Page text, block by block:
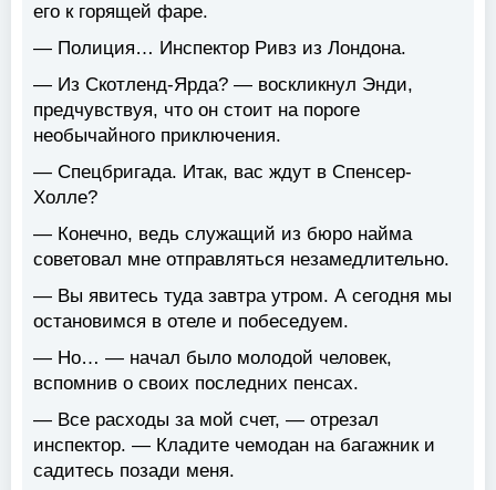
его к горящей фаре.
— Полиция… Инспектор Ривз из Лондона.
— Из Скотленд-Ярда? — воскликнул Энди,
предчувствуя, что он стоит на пороге
необычайного приключения.
— Спецбригада. Итак, вас ждут в Спенсер-
Холле?
— Конечно, ведь служащий из бюро найма
советовал мне отправляться незамедлительно.
— Вы явитесь туда завтра утром. А сегодня мы
остановимся в отеле и побеседуем.
— Но… — начал было молодой человек,
вспомнив о своих последних пенсах.
— Все расходы за мой счет, — отрезал
инспектор. — Кладите чемодан на багажник и
садитесь позади меня.